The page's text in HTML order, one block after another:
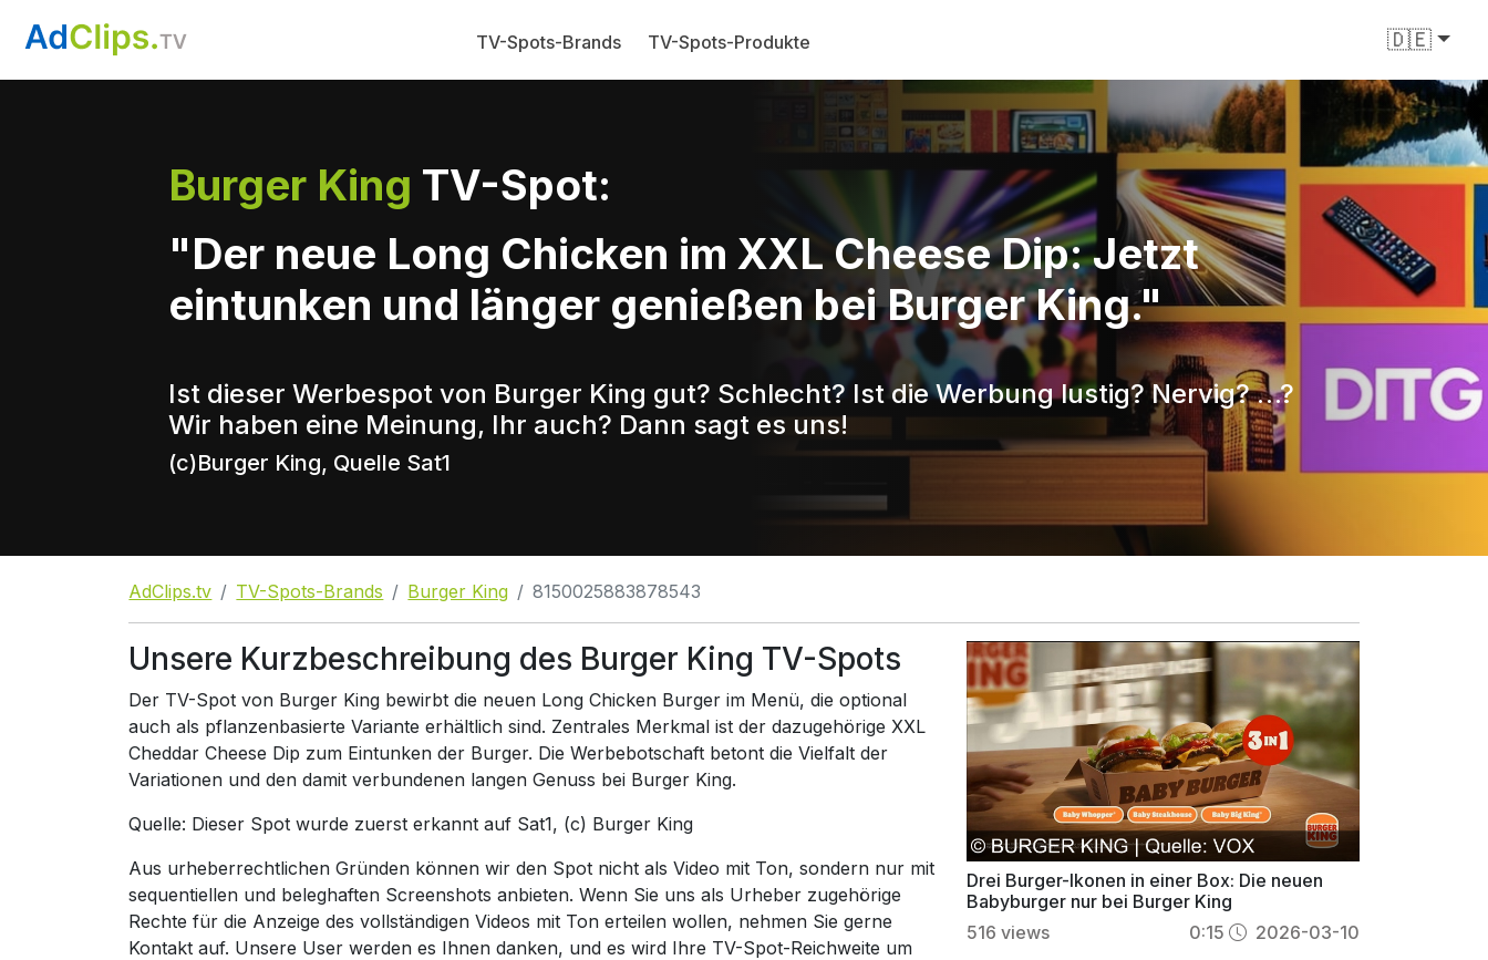
TV-Spots-Brands TV-Spots-Produkte 🇩🇪
Burger King TV-Spot:
"Der neue Long Chicken im XXL Cheese Dip: Jetzt
eintunken und länger genießen bei Burger King."
Ist dieser Werbespot von Burger King gut? Schlecht? Ist die Werbung lustig? Nervig? …?
Wir haben eine Meinung, Ihr auch? Dann sagt es uns!
(c)Burger King, Quelle Sat1
AdClips.tv TV-Spots-Brands Burger King 8150025883878543
Unsere Kurzbeschreibung des Burger King TV-Spots
Der TV-Spot von Burger King bewirbt die neuen Long Chicken Burger im Menü, die optional
auch als pflanzenbasierte Variante erhältlich sind. Zentrales Merkmal ist der dazugehörige XXL
Cheddar Cheese Dip zum Eintunken der Burger. Die Werbebotschaft betont die Vielfalt der
Variationen und den damit verbundenen langen Genuss bei Burger King.
Quelle: Dieser Spot wurde zuerst erkannt auf Sat1, (c) Burger King
Aus urheberrechtlichen Gründen können wir den Spot nicht als Video mit Ton, sondern nur mit
sequentiellen und beleghaften Screenshots anbieten. Wenn Sie uns als Urheber zugehörige
Rechte für die Anzeige des vollständigen Videos mit Ton erteilen wollen, nehmen Sie gerne
Kontakt auf. Unsere User werden es Ihnen danken, und es wird Ihre TV-Spot-Reichweite um
Drei Burger-Ikonen in einer Box: Die neuen
Babyburger nur bei Burger King
516 views 0:15 2026-03-10